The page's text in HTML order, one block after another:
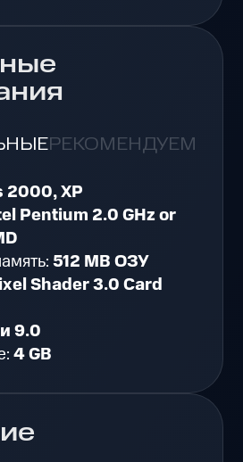
РЕКОМЕНДУЕМЫЕ
2000, XP
Pentium 2.0 GHz or
512 MB ОЗУ
Shader 3.0 Card
9.0
4 GB